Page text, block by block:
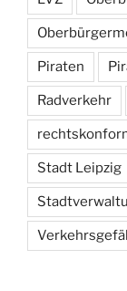
Piraten
Radverkehr
Stadt Leipzig